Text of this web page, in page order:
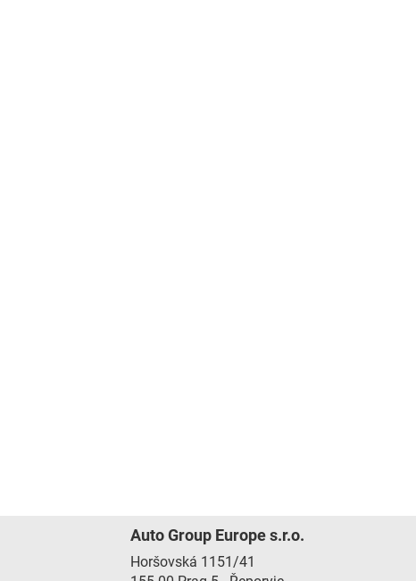
Auto Group Europe s.r.o.
Horšovská 1151/41